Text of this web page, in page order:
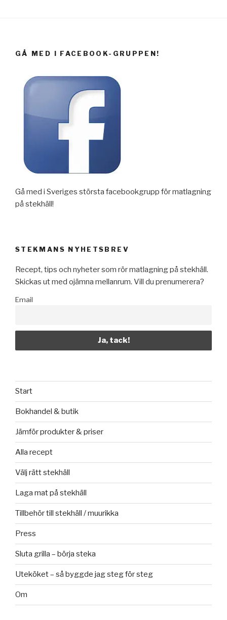
GÅ MED I FACEBOOK-GRUPPEN!
Gå med i Sveriges största facebookgrupp för matlagning
på stekhäll!
STEKMANS NYHETSBREV
Recept, tips och nyheter som rör matlagning på stekhäll.
Skickas ut med ojämna mellanrum. Vill du prenumerera?
Email
Start
Bokhandel & butik
Jämför produkter & priser
Alla recept
Välj rätt stekhäll
Laga mat på stekhäll
Tillbehör till stekhäll / muurikka
Press
Sluta grilla – börja steka
Uteköket – så byggde jag steg för steg
Om